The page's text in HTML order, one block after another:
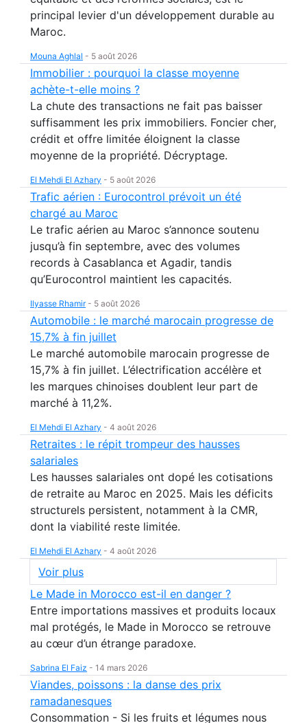
principal levier d'un développement durable au
Maroc.
Mouna Aghlal - 5 août 2026
Immobilier : pourquoi la classe moyenne
achète-t-elle moins ?
La chute des transactions ne fait pas baisser
suffisamment les prix immobiliers. Foncier cher,
crédit et offre limitée éloignent la classe
moyenne de la propriété. Décryptage.
El Mehdi El Azhary - 5 août 2026
Trafic aérien : Eurocontrol prévoit un été
chargé au Maroc
Le trafic aérien au Maroc s’annonce soutenu
jusqu’à fin septembre, avec des volumes
records à Casablanca et Agadir, tandis
qu’Eurocontrol maintient les capacités.
Ilyasse Rhamir- 5 août 2026
Automobile : le marché marocain progresse de
15,7% à fin juillet
Le marché automobile marocain progresse de
15,7% à fin juillet. L’électrification accélère et
les marques chinoises doublent leur part de
marché à 11,2%.
El Mehdi El Azhary - 4 août 2026
Retraites : le répit trompeur des hausses
salariales
Les hausses salariales ont dopé les cotisations
de retraite au Maroc en 2025. Mais les déficits
structurels persistent, notamment à la CMR,
dont la viabilité reste limitée.
El Mehdi El Azhary - 4 août 2026
Voir plus
Le Made in Morocco est-il en danger ?
Entre importations massives et produits locaux
mal protégés, le Made in Morocco se retrouve
au cœur d’un étrange paradoxe.
Sabrina El Faiz - 14 mars 2026
Viandes, poissons : la danse des prix
ramadanesques
Consommation - Si les fruits et légumes nous